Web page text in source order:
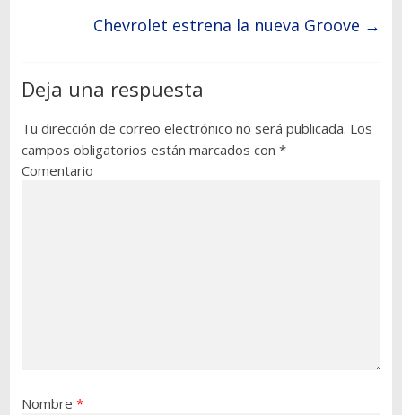
Chevrolet estrena la nueva Groove →
Deja una respuesta
Tu dirección de correo electrónico no será publicada. Los
campos obligatorios están marcados con *
Comentario
Nombre *